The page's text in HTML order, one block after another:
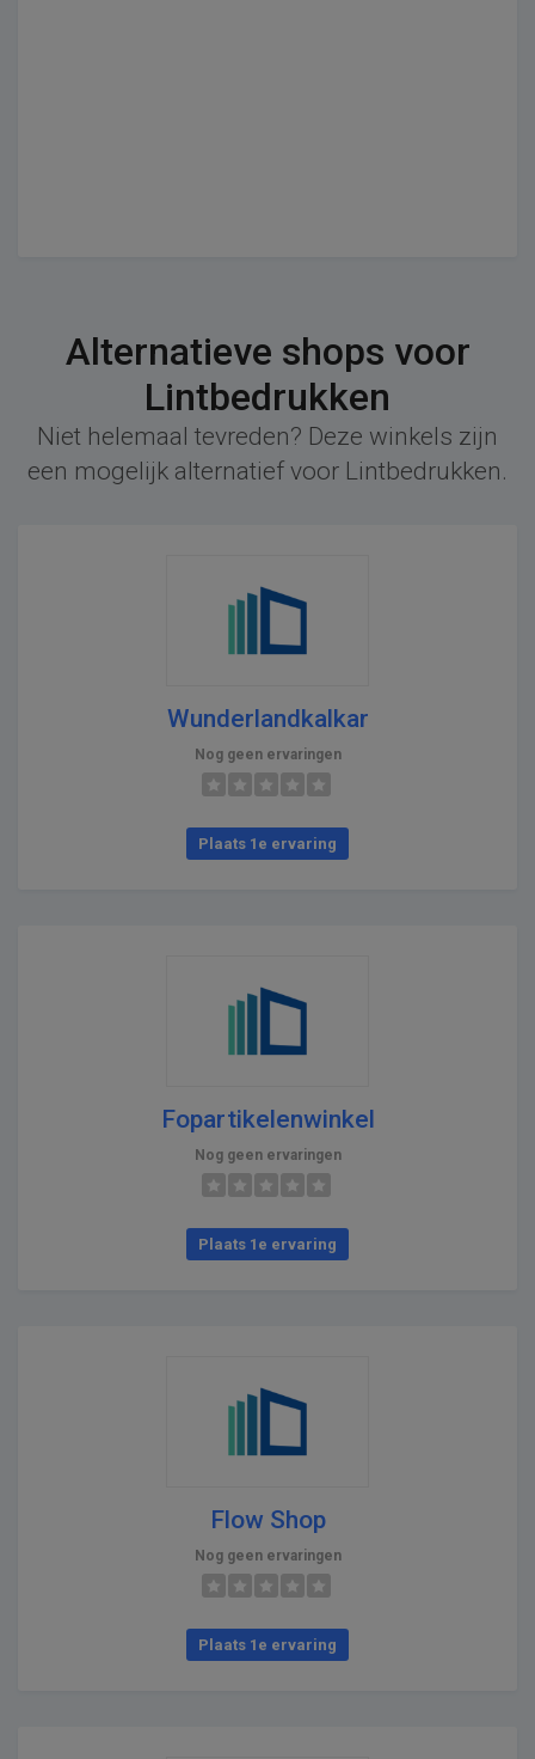
Alternatieve shops voor
Lintbedrukken
Niet helemaal tevreden? Deze winkels zijn
een mogelijk alternatief voor Lintbedrukken.
Wunderlandkalkar
Nog geen ervaringen
Plaats 1e ervaring
Fopartikelenwinkel
Nog geen ervaringen
Plaats 1e ervaring
Flow Shop
Nog geen ervaringen
Plaats 1e ervaring